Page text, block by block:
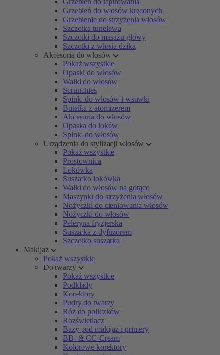
Grzebień do tapirowania
Grzebień do włosów kręconych
Grzebienie do strzyżenia włosów
Szczotka tunelowa
Szczotki do masażu głowy
Szczotki z włosia dzika
Akcesoria do włosów
Pokaż wszystkie
Opaski do włosów
Wałki do włosów
Scrunchies
Spinki do włosów i wsuwki
Butelka z atomizerem
Akcesoria do włosów
Opaska do loków
Spinki do włosów
Urządzenia do stylizacji włosów
Pokaż wszystkie
Prostownica
Lokówka
Suszarko lokówka
Wałki do włosów na gorąco
Maszynki do strzyżenia włosów
Nożyczki do cieniowania włosów
Nożyczki do włosów
Peleryna fryzjerska
Suszarka z dyfuzorem
Szczotko suszarka
Makijaż
Pokaż wszystkie
Do twarzy
Pokaż wszystkie
Podkłady
Korektory
Pudry do twarzy
Róż do policzków
Rozświetlacz
Bazy pod makijaż i primery
BB- & CC-Cream
Kolorowe korektory